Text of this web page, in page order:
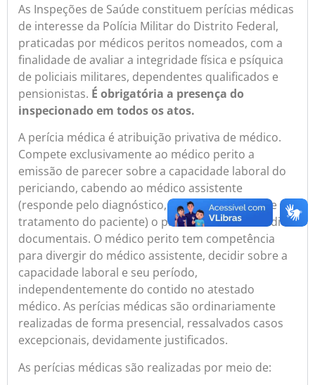
As Inspeções de Saúde constituem perícias médicas
de interesse da Polícia Militar do Distrito Federal,
praticadas por médicos peritos nomeados, com a
finalidade de avaliar a integridade física e psíquica
de policiais militares, dependentes qualificados e
pensionistas. É obrigatória a presença do
inspecionado em todos os atos.
A perícia médica é atribuição privativa de médico.
Compete exclusivamente ao médico perito a
emissão de parecer sobre a capacidade laboral do
periciando, cabendo ao médico assistente
(responde pelo diagnóstico, acompanhamento e
tratamento do paciente) o provimento de subsídios
documentais. O médico perito tem competência
para divergir do médico assistente, decidir sobre a
capacidade laboral e seu período,
independentemente do contido no atestado
médico. As perícias médicas são ordinariamente
realizadas de forma presencial, ressalvados casos
excepcionais, devidamente justificados.
As perícias médicas são realizadas por meio de: